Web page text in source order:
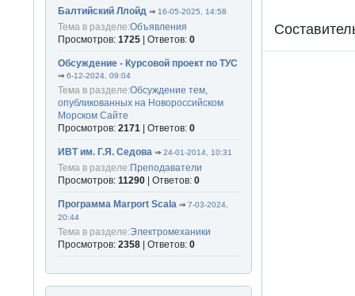
Балтийский Ллойд ⇒16-05-2025, 14:58
Тема в разделе:Объявления
Просмотров:1725 | Ответов:0
Обсуждение - Курсовой проект по ТУС
⇒6-12-2024, 09:04
Тема в разделе:Обсуждение тем,
опубликованных на Новороссийском
Морском Сайте
Просмотров:2171 | Ответов:0
ИВТ им. Г.Я. Седова ⇒24-01-2014, 10:31
Тема в разделе:Преподаватели
Просмотров:11290 | Ответов:0
Программа Marport Scala ⇒7-03-2024,
20:44
Тема в разделе:Электромеханики
Просмотров:2358 | Ответов:0